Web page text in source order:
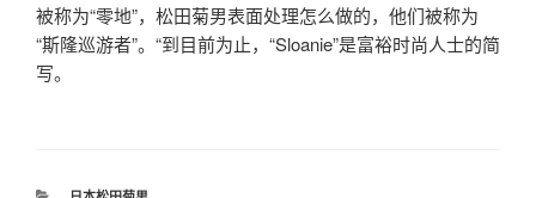
被称为“零地”，松田菊男表面处理怎么做的，他们被称为
“斯隆巡游者”。“到目前为止，“Sloanie”是富裕时尚人士的简
写。